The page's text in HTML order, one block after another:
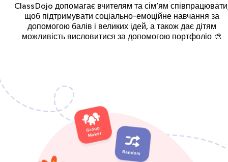
ClassDojo допомагає вчителям та сім’ям
щоб підтримувати соціально-емоційне навчання за
допомогою балів і великих ідей, а також дає дітям
можливість висловитися за допомогою портфоліо 🎨